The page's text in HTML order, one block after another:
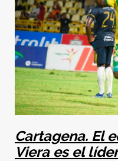
Cartagena. El
Viera es el